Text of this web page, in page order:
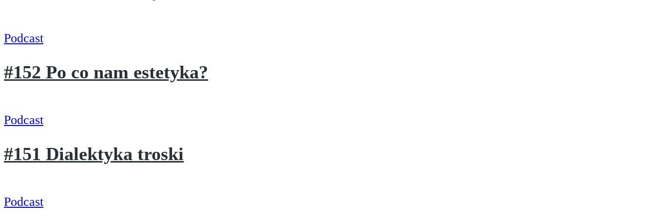
Podcast
#152 Po co nam estetyka?
Podcast
#151 Dialektyka troski
Podcast